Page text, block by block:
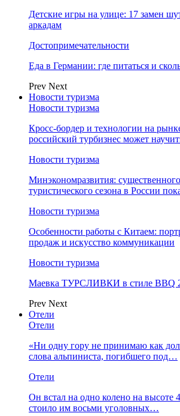
Детские игры на улице: 17 замен
аркадам
Достопримечательности
Еда в Германии: где питаться и
Prev Next
Новости туризма
Новости туризма
Кросс-бордер и технологии на
российский турбизнес может
Новости туризма
Минэкономразвития:
туристического сезона в России
Новости туризма
Особенности работы с Китаем:
продаж и искусство коммуникации
Новости туризма
Маевка ТУРСЛИВКИ в стиле BBQ
Prev Next
Отели
Отели
«Ни одну гору не принимаю как
слова альпиниста, погибшего под…
Отели
Он встал на одно колено на высоте
стоило им восьми уголовных…